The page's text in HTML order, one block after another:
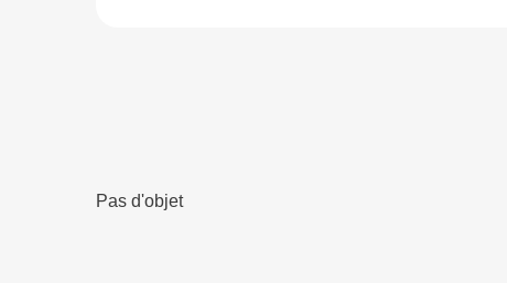
Pas d'objet